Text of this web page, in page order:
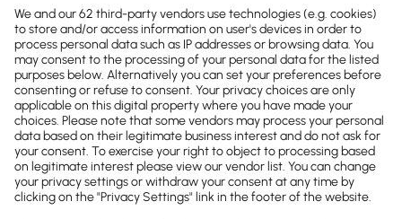
Teile diese Seite:
    